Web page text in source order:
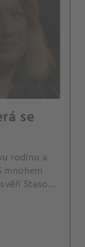
se
rodinu a
mnohem
Stasova